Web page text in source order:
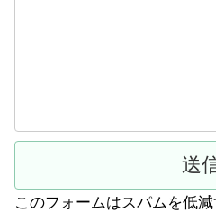
このフォームはスパムを低